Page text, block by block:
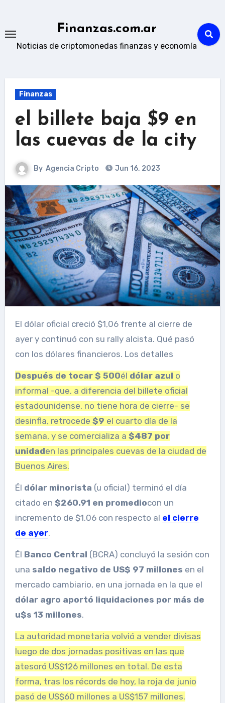
content
Finanzas.com.ar
Noticias de criptomonedas finanzas y economía
Finanzas
el billete baja $9 en
las cuevas de la city
By Agencia Cripto Jun 16, 2023
El dólar oficial creció $1,06 frente al cierre de
ayer y continuó con su rally alcista. Qué pasó
con los dólares financieros. Los detalles
Después de tocar $ 500él dólar azul o
informal -que, a diferencia del billete oficial
estadounidense, no tiene hora de cierre- se
desinfla, retrocede $9 el cuarto día de la
semana, y se comercializa a $487 por
unidaden las principales cuevas de la ciudad de
Buenos Aires.
Él dólar minorista (u oficial) terminó el día
citado en $260.91 en promediocon un
incremento de $1.06 con respecto al el cierre
de ayer.
Él Banco Central (BCRA) concluyó la sesión con
una saldo negativo de US$ 97 millones en el
mercado cambiario, en una jornada en la que el
dólar agro aportó liquidaciones por más de
u$s 13 millones.
La autoridad monetaria volvió a vender divisas
luego de dos jornadas positivas en las que
atesoró US$126 millones en total. De esta
forma, tras los récords de hoy, la roja de junio
pasó de US$60 millones a US$157 millones.